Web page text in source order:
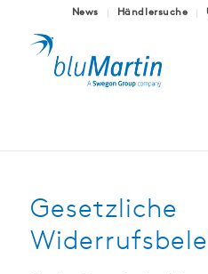
News Händlersuche
Gesetzliche